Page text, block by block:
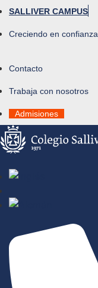
SALLIVER CAMPUS
Creciendo en confianza
Contacto
Trabaja con nosotros
Admisiones